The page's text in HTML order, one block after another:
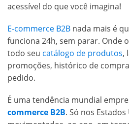
acessível do que você imagina!
E-commerce B2B nada mais é
funciona 24h, sem parar. Onde
todo seu catálogo de produtos,
promoções, histórico de
pedido.
É uma tendência mundial
commerce B2B. Só nos